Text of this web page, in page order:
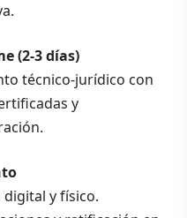
(2-3 días)
técnico-jurídico con
y
digital y físico.